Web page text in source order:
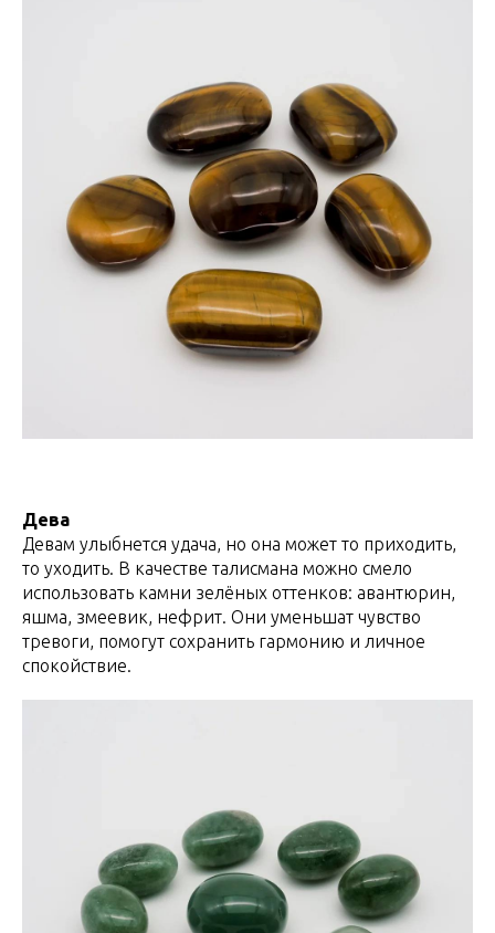
Дева
Девам улыбнется удача, но она может то приходить,
то уходить. В качестве талисмана можно смело
использовать камни зелёных оттенков: авантюрин,
яшма, змеевик, нефрит. Они уменьшат чувство
тревоги, помогут сохранить гармонию и личное
спокойствие.